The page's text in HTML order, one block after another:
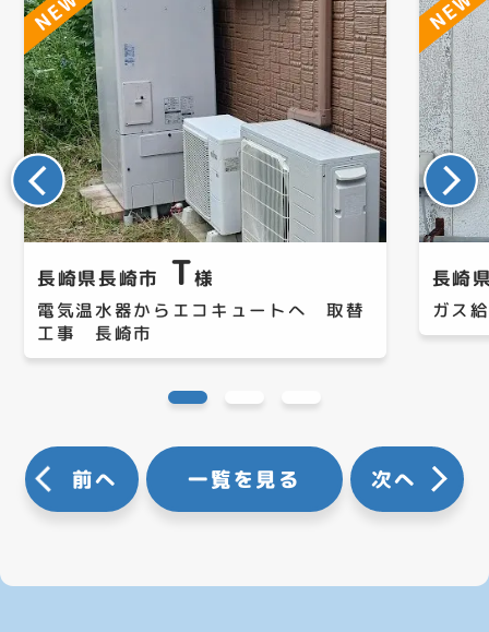
長崎県長崎市 T様
電気温水器からエコキュートへ 取替
工事 長崎市
長崎
ガス
前へ 一覧を見る 次へ